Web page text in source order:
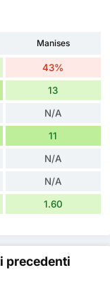
Manises
43%
13
N/A
11
N/A
N/A
1.60
precedenti